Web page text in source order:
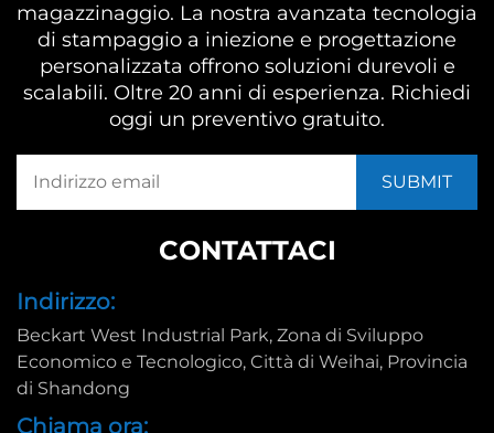
magazzinaggio. La nostra avanzata tecnologia
di stampaggio a iniezione e progettazione
personalizzata offrono soluzioni durevoli e
scalabili. Oltre 20 anni di esperienza. Richiedi
oggi un preventivo gratuito.
CONTATTACI
Indirizzo:
Beckart West Industrial Park, Zona di Sviluppo
Economico e Tecnologico, Città di Weihai, Provincia
di Shandong
Chiama ora: